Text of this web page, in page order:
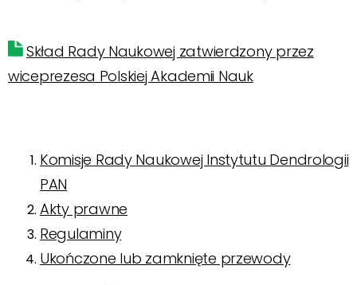
Skład Rady Naukowej zatwierdzony przez
wiceprezesa Polskiej Akademii Nauk
Komisje Rady Naukowej Instytutu Dendrologii
PAN
Akty prawne
Regulaminy
Ukończone lub zamknięte przewody